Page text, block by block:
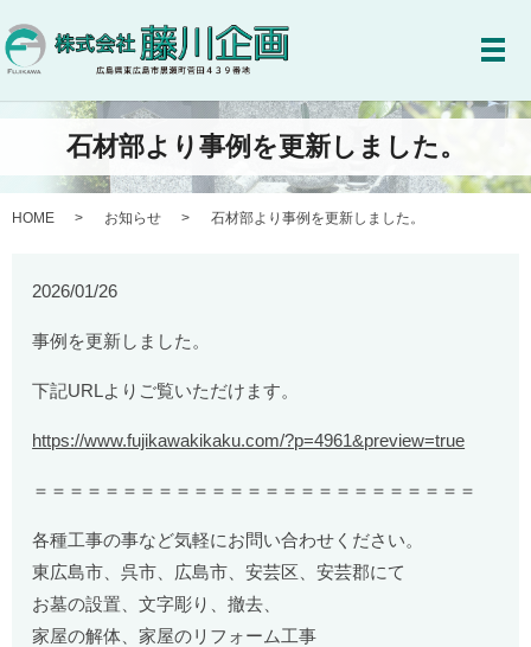
メ
石材部より事例を更新しました。
HOME お知らせ 石材部より事例を更新しました。
2026/01/26
事例を更新しました。
下記URLよりご覧いただけます。
https://www.fujikawakikaku.com/?p=4961&preview=true
＝＝＝＝＝＝＝＝＝＝＝＝＝＝＝＝＝＝＝＝＝＝＝＝＝
各種工事の事など気軽にお問い合わせください。
東広島市、呉市、広島市、安芸区、安芸郡にて
お墓の設置、文字彫り、撤去、
家屋の解体、家屋のリフォーム工事